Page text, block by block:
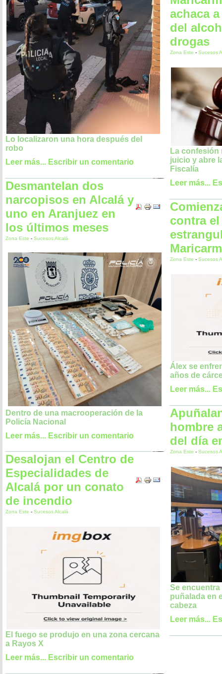
Lo localizaron una hora después del
robo
Leer más... Escribir un comentario
Desmantelan dos
narcopisos en Alcalá y
uno en Aranjuez en
los últimos meses
Zona Este - Sucesos Alcalá
Dentro de una macrooperación de la
Policía Nacional
Leer más... Escribir un comentario
Desalojan el Centro de
Especialidades de
Alcalá por un conato
de incendio
Zona Este - Sucesos Alcalá
El fuego se produjo en una zona cercana
a Rayos X
Leer más... Escribir un comentario
achaca
del
drogas
Zona Este - Sucesos
La confesión
juicio y abre
Fiscalía
Leer más...
contra
Zona Este - Sucesos
Álex se
años de
Leer más...
hombre
del día
Zona Este - Sucesos
Se
puñalada en
cabeza
Leer más...